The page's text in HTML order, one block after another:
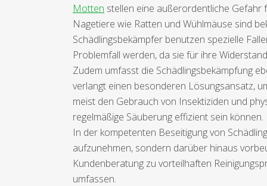
Motten stellen eine außerordentliche
Nagetiere wie Ratten und Wühlmäuse sind
Schädlingsbekämpfer benutzen spezielle
Problemfall werden, da sie für ihre
Zudem umfasst die Schädlingsbekämpfung
verlangt einen besonderen Lösungsansatz,
meist den Gebrauch von Insektiziden und
regelmäßige Säuberung effizient sein können.
In der kompetenten Beseitigung von
aufzunehmen, sondern darüber hinaus
Kundenberatung zu vorteilhaften
umfassen.